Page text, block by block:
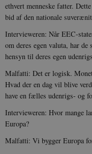
ethvert menneske fatter.
bid af den nationale
Intervieweren: Når EEC-
om deres egen valuta, har
hensyn til deres egen
Malfatti: Det er logisk.
Hvad der en dag vil blive
have en fælles udenrigs- og
Intervieweren: Hvor mange
Europa?
Malfatti: Vi bygger Europa